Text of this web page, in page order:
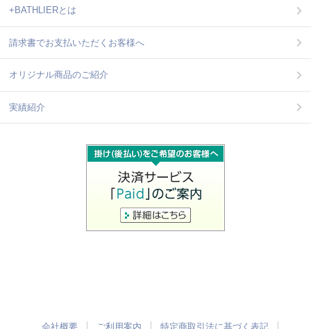
+BATHLIERとは
請求書でお支払いただくお客様へ
オリジナル商品のご紹介
実績紹介
会社概要 ご利用案内 特定商取引法に基づく表記